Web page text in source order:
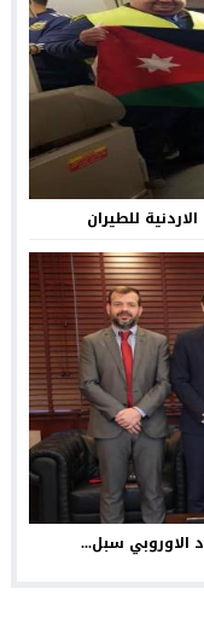
للطيران
الاوروبي سبل...